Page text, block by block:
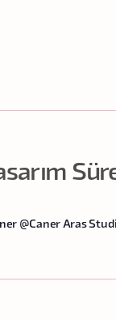
@Caner Aras